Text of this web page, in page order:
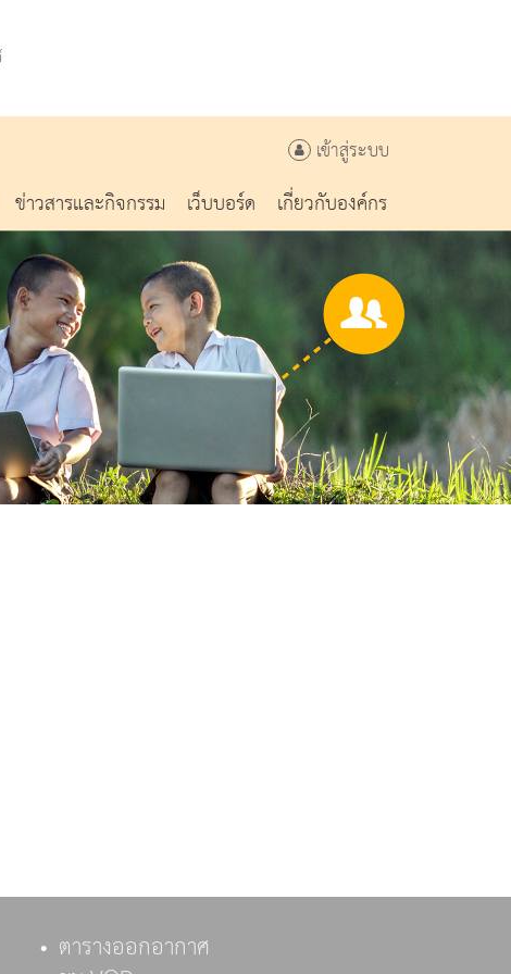
เข้าสู่ระบบ
ข่าวสารและกิจกรรม เว็บบอร์ด เกี่ยวกับองค์กร
ตารางออกอากาศ